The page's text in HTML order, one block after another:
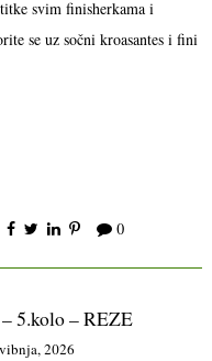
svim finisherkama i
se uz sočni kroasantes i fini
0
5.kolo – REZE
2026